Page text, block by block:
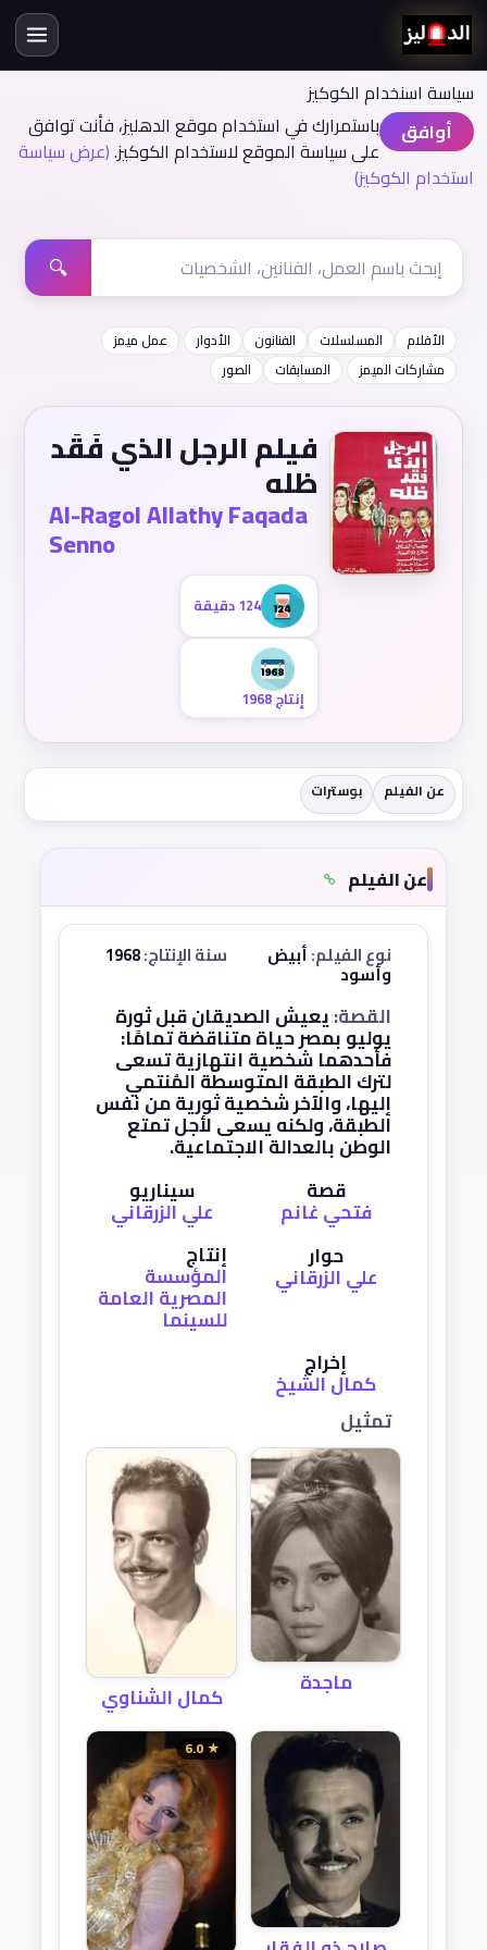
سياسة اسنخدام الكوكيز
أوافق
باستمرارك في استخدام موقع الدهليز، فأنت توافق
على سياسة الموقع لاستخدام الكوكيز.(عرض سياسة
استخدام الكوكيز)
🔍
الأفلام المسلسلات الفنانون الأدوار
عمل ميمز
مشاركات الميمز
المسابقات الصور
فيلم الرجل الذي فَقَد
ظله
Al-Ragol Allathy Faqada
Senno
124 دقيقة
إنتاج 1968
عن الفيلم بوسترات
عن الفيلم
نوع الفيلم:أبيض
وأسود
سنة الإنتاج:
القصة:يعيش الصديقان قبل ثورة
يوليو بمصر حياة متناقضة تمامًا:
فأحدهما شخصية انتهازية تسعى
لترك الطبقة المتوسطة المُنتمي
إليها، والآخر شخصية ثورية من نفس
الطبقة، ولكنه يسعى لأجل تمتع
الوطن بالعدالة الاجتماعية.
قصة
فتحي غانم
سيناريو
علي الزرقاني
حوار
علي الزرقاني
إنتاج
المؤسسة
المصرية العامة
للسينما
إخراج
كمال الشيخ
تمثيل
ماجدة كمال الشناوي
★ 6.0